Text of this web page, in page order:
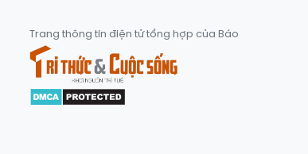
Trang thông tin điện tử tổng hợp của Báo